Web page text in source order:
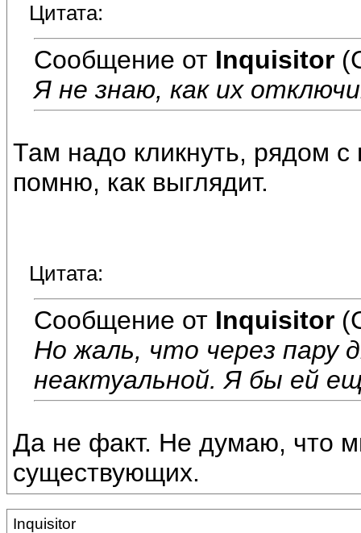
Цитата:
Сообщение от Inquisitor
Я не знаю, как их
Там надо кликнуть, рядом
помню, как выглядит.
Цитата:
Сообщение от Inquisitor
Но жаль, что через пару
неактуальной. Я бы ей
Да не факт. Не думаю, что
существующих.
Inquisitor